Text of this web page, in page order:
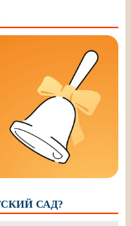
САД?